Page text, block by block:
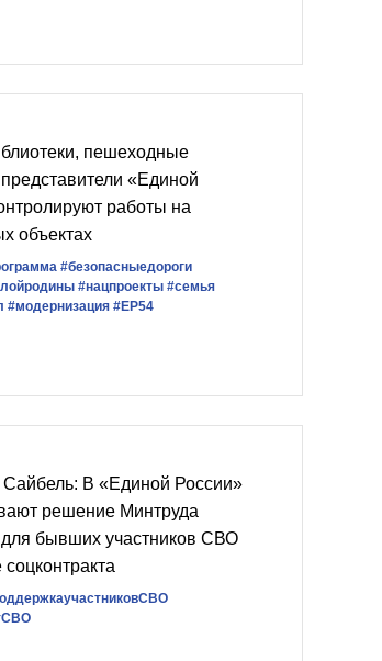
пешеходные
«Единой
работы на
объектах
#безопасныедороги
#нацпроекты #семья
#модернизация #ЕР54
В «Единой России»
решение Минтруда
для бывших участников СВО